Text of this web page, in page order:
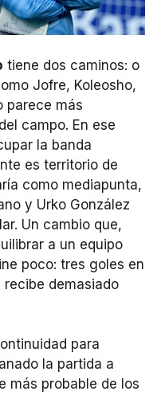
tiene dos caminos: o
Jofre, Koleosho,
parece más
campo. En ese
la banda
es territorio de
como mediapunta,
y Urko González
Un cambio que,
a un equipo
poco: tres goles en
recibe demasiado
para
la partida a
más probable de los